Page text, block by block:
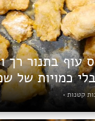
עוף בתנור רך
כמויות של
קטנות •